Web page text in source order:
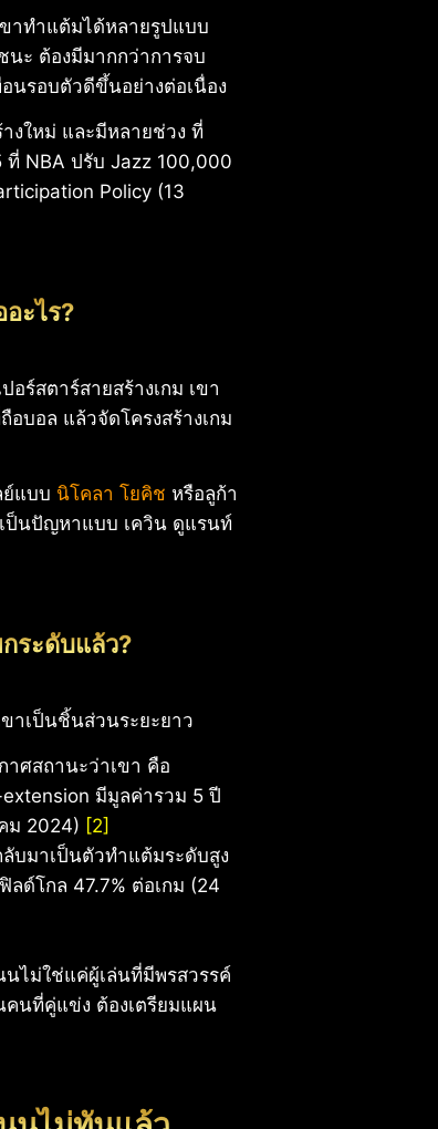
าทำแต้มได้หลายรูปแบบ
นะ ต้องมีมากกว่าการจบ
นรอบตัวดีขึ้นอย่างต่อเนื่อง
งใหม่ และมีหลายช่วง ที่
NBA ปรับ Jazz 100,000
Policy (13
ะไร?
ร์สตาร์สายสร้างเกม เขา
บอล แล้วจัดโครงสร้างเกม
ย์แบบ นิโคลา โยคิช หรือลูก้า
ป็นปัญหาแบบ เควิน ดูแรนท์
ระดับแล้ว?
าเป็นชิ้นส่วนระยะยาว
ศสถานะว่าเขา คือ
มีมูลค่ารวม 5 ปี
ม 2024) [2]
บมาเป็นตัวทำแต้มระดับสูง
ด์โกล 47.7% ต่อเกม (24
ไม่ใช่แค่ผู้เล่นที่มีพรสวรรค์
คนที่คู่แข่ง ต้องเตรียมแผน